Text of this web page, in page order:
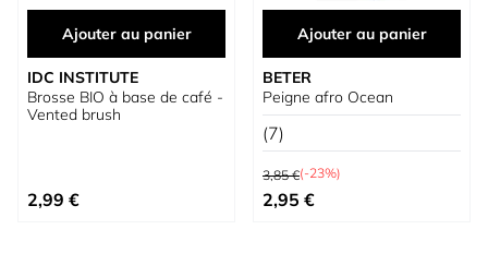
Ajouter au panier
IDC INSTITUTE
Brosse BIO à base de café -
Vented brush
2,99 €
Ajouter au panier
BETER
Peigne afro Ocean
(7)
Prix normal
3,85 €(-23%)
Prix spécial
2,95 €